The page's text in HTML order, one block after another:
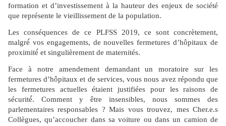
formation et d’investissement à la hauteur des enjeux de société
que représente le vieillissement de la population.
Les conséquences de ce PLFSS 2019, ce sont concrètement,
malgré́ vos engagements, de nouvelles fermetures d’hôpitaux de
proximité́ et singulièrement de maternités.
Face à notre amendement demandant un moratoire sur les
fermetures d’hôpitaux et de services, vous nous avez répondu que
les fermetures actuelles étaient justifiées pour les raisons de
sécurité́. Comment y être insensibles, nous sommes des
parlementaires responsables ? Mais vous trouvez, mes Cher.e.s
Collègues, qu’accoucher dans sa voiture ou dans un camion de